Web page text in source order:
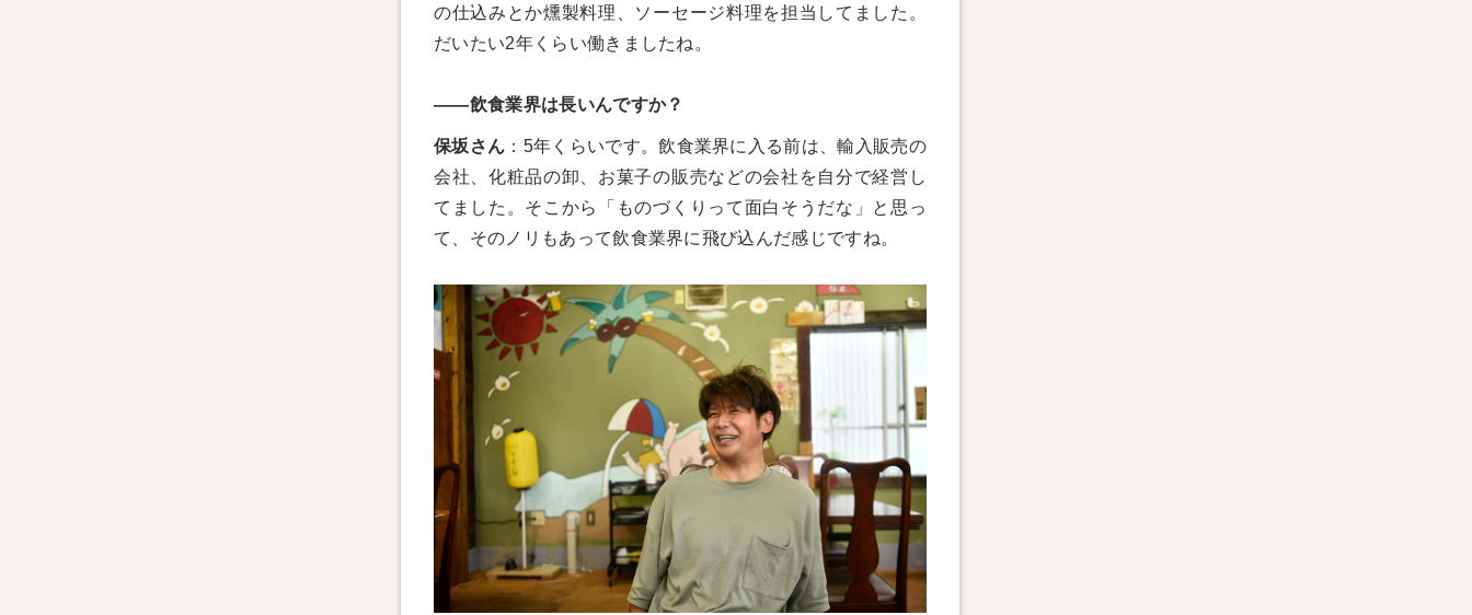
の仕込みとか燻製料理、ソーセージ料理を担当してました。
だいたい2年くらい働きましたね。
――飲食業界は長いんですか？
保坂さん ：5年くらいです。飲食業界に入る前は、輸入販売の
会社、化粧品の卸、お菓子の販売などの会社を自分で経営し
てました。そこから「ものづくりって面白そうだな」と思っ
て、そのノリもあって飲食業界に飛び込んだ感じですね。